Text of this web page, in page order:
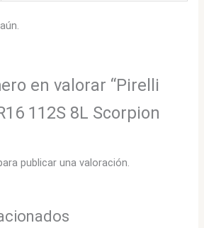
en valorar “Pirelli
112S 8L Scorpion
publicar una valoración.